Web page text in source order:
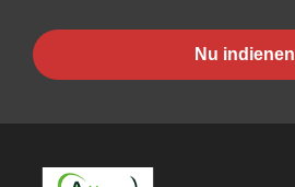
Nu indienen